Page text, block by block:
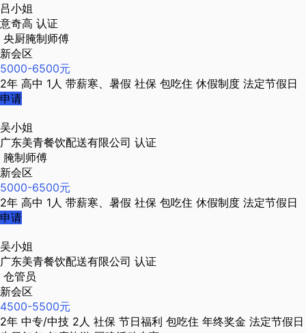
吕小姐
意奇高 认证
央厨腌制师傅
新会区
5000-6500元
2年 高中 1人 带薪寒、暑假 社保 包吃住 休假制度 法定节假日
申请
吴小姐
广东美青餐饮配送有限公司 认证
腌制师傅
新会区
5000-6500元
2年 高中 1人 带薪寒、暑假 社保 包吃住 休假制度 法定节假日
申请
吴小姐
广东美青餐饮配送有限公司 认证
仓管员
新会区
4500-5500元
2年 中专/中技 2人 社保 节日福利 包吃住 年终奖金 法定节假日